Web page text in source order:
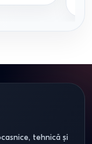
tehnică și